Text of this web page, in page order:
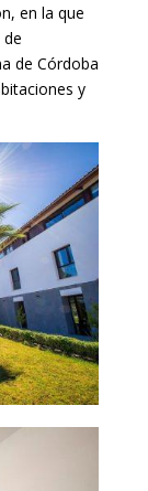
en la que
de Córdoba
y